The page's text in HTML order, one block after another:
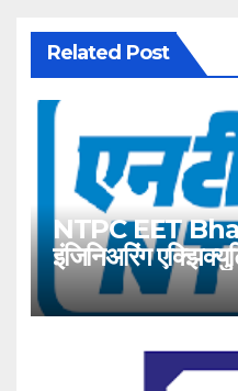
Related Post
NTPC EET
इंजिनिअरिंग